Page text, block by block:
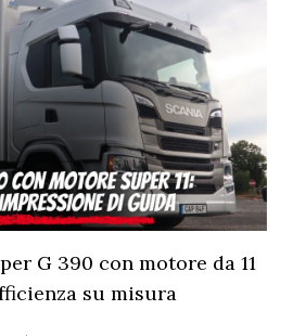
G 390 con motore da 11
su misura